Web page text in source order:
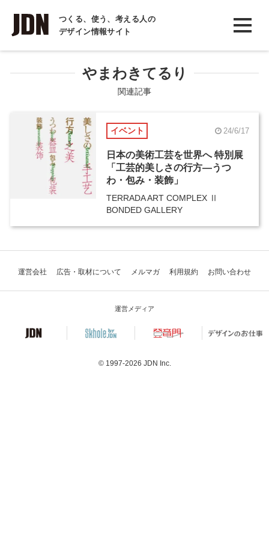
つくる、使う、考える人の
デザイン情報サイト
INTERVIEW
インタビュー
REPORT
COLUMN
コラム
やまわきてるり
関連記事
イベント 24/6/17
日本の美術工芸を世界へ 特別展
「工芸的美しさの行方―うつ
わ・包み・装飾」
TERRADA ART COMPLEX Ⅱ
BONDED GALLERY
運営会社 広告・取材について メルマガ 利用規約 お問い合わせ
運営メディア
© 1997-2026 JDN Inc.